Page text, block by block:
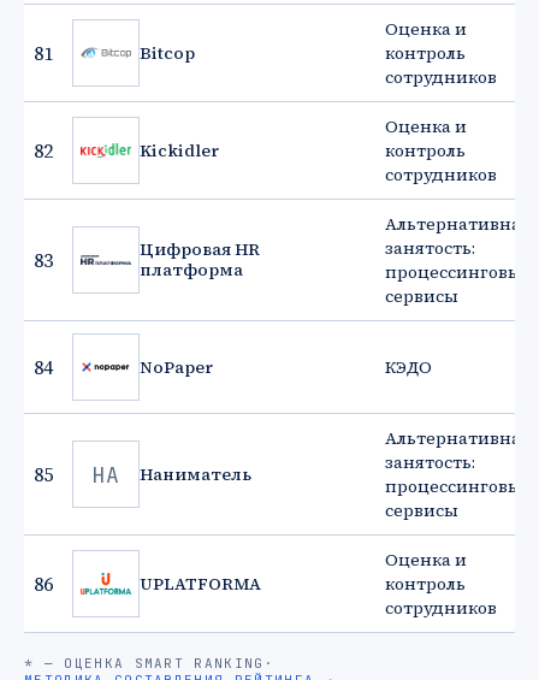
81 Bitcop
Оценка и
контроль
сотрудников
82 Kickidler
Оценка и
контроль
сотрудников
83
Цифровая HR
платформа
Альтернативная
занятость:
процессинговые
сервисы
84 NoPaper КЭДО
85 НА Наниматель
Альтернативная
занятость:
процессинговые
сервисы
86 UPLATFORMA
Оценка и
контроль
сотрудников
* — ОЦЕНКА SMART RANKING ·